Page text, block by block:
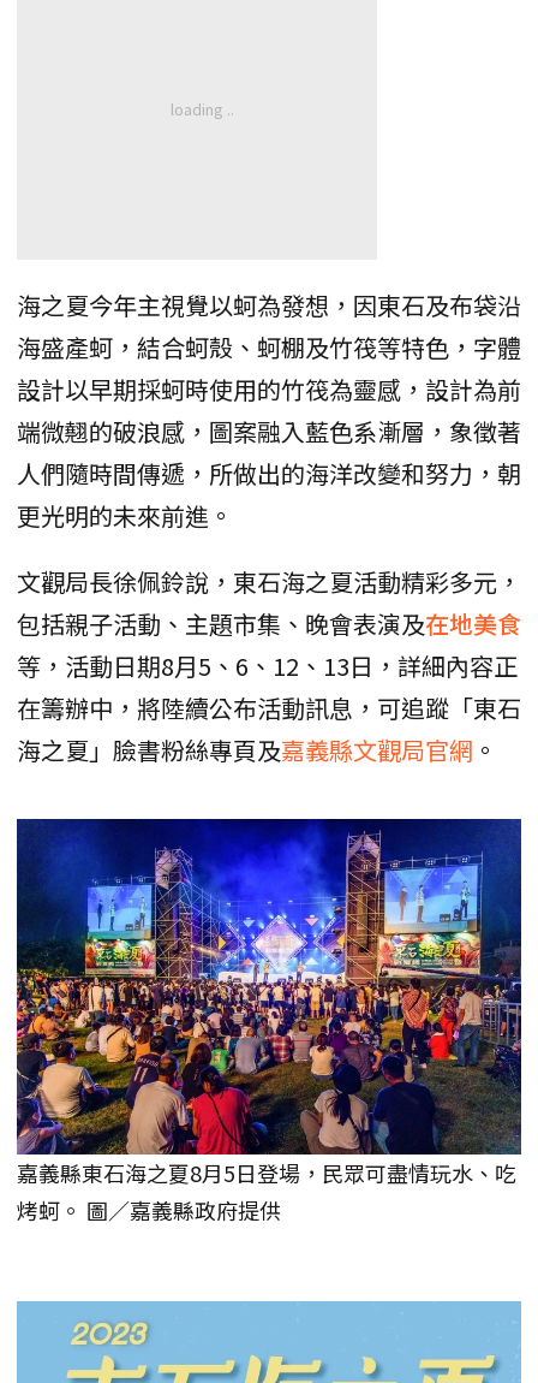
海之夏今年主視覺以蚵為發想，因東石及布袋沿
海盛產蚵，結合蚵殼、蚵棚及竹筏等特色，字體
設計以早期採蚵時使用的竹筏為靈感，設計為前
端微翹的破浪感，圖案融入藍色系漸層，象徵著
人們隨時間傳遞，所做出的海洋改變和努力，朝
更光明的未來前進。
文觀局長徐佩鈴說，東石海之夏活動精彩多元，
包括親子活動、主題市集、晚會表演及在地美食
等，活動日期8月5、6、12、13日，詳細內容正
在籌辦中，將陸續公布活動訊息，可追蹤「東石
海之夏」臉書粉絲專頁及嘉義縣文觀局官網 。
嘉義縣東石海之夏8月5日登場，民眾可盡情玩水、吃
烤蚵。 圖／嘉義縣政府提供